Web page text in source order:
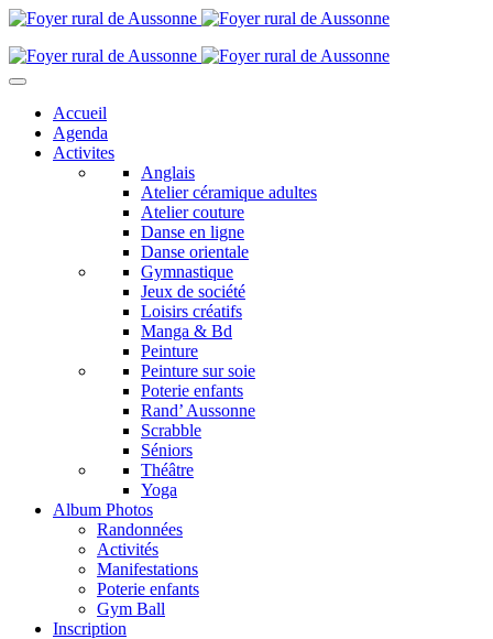
Accueil
Agenda
Activites
Anglais
Atelier céramique adultes
Atelier couture
Danse en ligne
Danse orientale
Gymnastique
Jeux de société
Loisirs créatifs
Manga & Bd
Peinture
Peinture sur soie
Poterie enfants
Rand’ Aussonne
Scrabble
Séniors
Théâtre
Yoga
Album Photos
Randonnées
Activités
Manifestations
Poterie enfants
Gym Ball
Inscription